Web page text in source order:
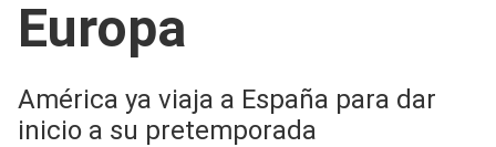
Europa
América ya viaja a España para dar
inicio a su pretemporada